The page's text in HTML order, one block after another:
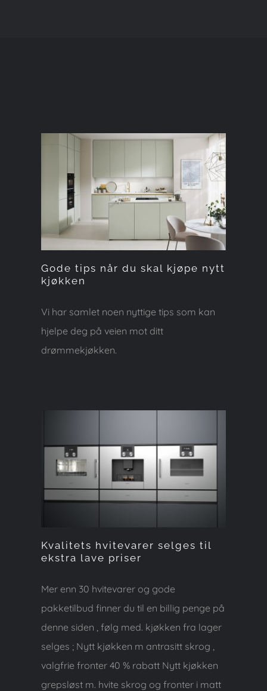
Gode tips når du skal
kjøpe nytt kjøkken
Gode tips når du skal kjøpe nytt
kjøkken
Vi har samlet noen nyttige tips som kan
hjelpe deg på veien mot ditt
drømmekjøkken.
Kvalitets hvitevarer
selges til ekstra lave
priser
Kvalitets hvitevarer selges til
ekstra lave priser
Mer enn 30 hvitevarer og gode
pakketilbud finner du til en billig penge på
denne siden , følg med. kjøkken fra lager
selges ; Nytt kjøkken m antrasitt skrog ,
valgfrie fronter 40 % rabatt Nytt kjøkken
grepsløst m. hvite skrog og fronter i matt